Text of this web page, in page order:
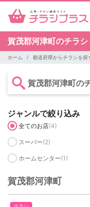
賀茂郡河津町のチラシ
ホーム 都道府県からチラシを探
賀茂郡河津町の
ジャンルで絞り込み
全てのお店(4)
スーパー(2)
ホームセンター(1)
賀茂郡河津町